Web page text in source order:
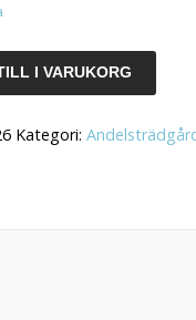
I VARUKORG
Kategori: